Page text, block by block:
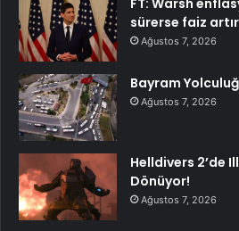
sürerse faiz
Ağustos 7, 2026
Bayram
Ağustos 7, 2026
Helldivers 2’de
Dönüyor!
Ağustos 7, 2026